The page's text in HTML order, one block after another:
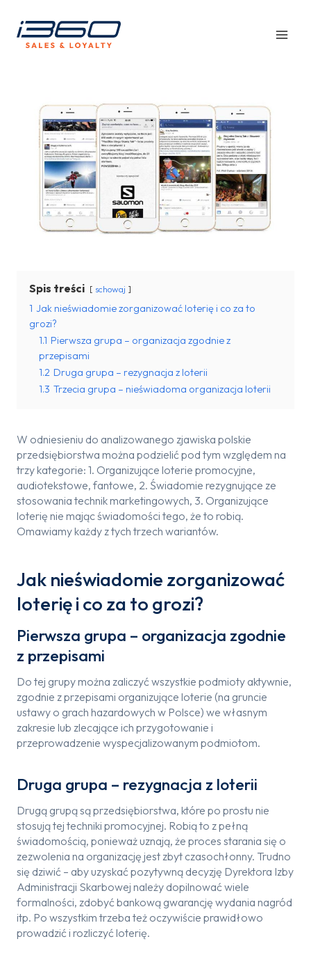
treści
Spis treści schowaj
1 Jak nieświadomie zorganizować loterię i co za to
grozi?
1.1 Pierwsza grupa – organizacja zgodnie z
przepisami
1.2 Druga grupa – rezygnacja z loterii
1.3 Trzecia grupa – nieświadoma organizacja loterii
W odniesieniu do analizowanego zjawiska polskie
przedsiębiorstwa można podzielić pod tym względem na
trzy kategorie: 1. Organizujące loterie promocyjne,
audiotekstowe, fantowe, 2. Świadomie rezygnujące ze
stosowania technik marketingowych, 3. Organizujące
loterię nie mając świadomości tego, że to robią.
Omawiamy każdy z tych trzech wariantów.
Jak nieświadomie zorganizować
loterię i co za to grozi?
Pierwsza grupa – organizacja zgodnie
z przepisami
Do tej grupy można zaliczyć wszystkie podmioty aktywnie,
zgodnie z przepisami organizujące loterie (na gruncie
ustawy o grach hazardowych w Polsce) we własnym
zakresie lub zlecające ich przygotowanie i
przeprowadzenie wyspecjalizowanym podmiotom.
Druga grupa – rezygnacja z loterii
Drugą grupą są przedsiębiorstwa, które po prostu nie
stosują tej techniki promocyjnej. Robią to z pełną
świadomością, ponieważ uznają, że proces starania się o
zezwolenia na organizację jest zbyt czasochłonny. Trudno
się dziwić – aby uzyskać pozytywną decyzję Dyrektora Izby
Administracji Skarbowej należy dopilnować wiele
formalności, zdobyć bankową gwarancję wydania nagród
itp. Po wszystkim trzeba też oczywiście prawidłowo
prowadzić i rozliczyć loterię.